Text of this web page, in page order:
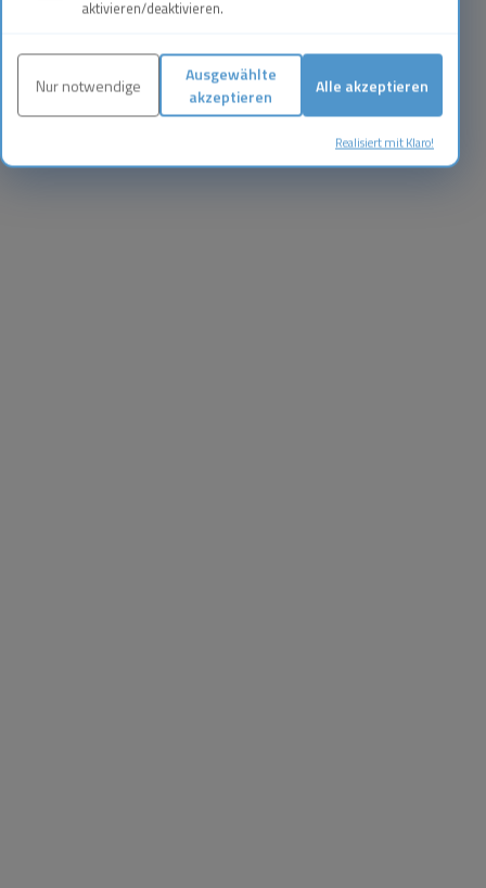
aktivieren/deaktivieren.
Nur notwendige
Ausgewählte
akzeptieren
Alle akzeptieren
Realisiert mit Klaro!